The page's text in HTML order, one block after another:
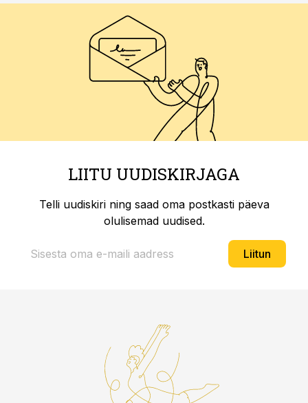
LIITU UUDISKIRJAGA
Telli uudiskiri ning saad oma postkasti päeva
olulisemad uudised.
Liitun